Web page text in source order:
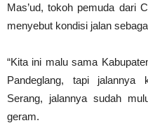
Mas’ud, tokoh pemuda dari
menyebut kondisi jalan
“Kita ini malu sama
Pandeglang, tapi jalannya
Serang, jalannya sudah
geram.